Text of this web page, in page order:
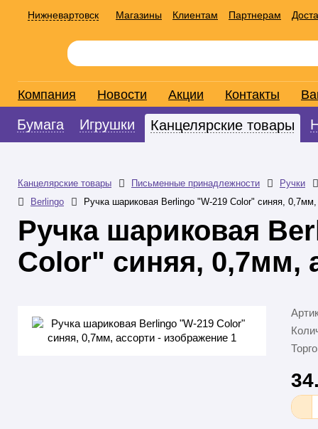
Нижневартовск Магазины Клиентам Партнерам
Компания Новости Акции Контакты
Бумага Игрушки Канцелярские товары
Канцелярские товары Письменные принадлежности
Ручки
Berlingo
Ручка шариковая Berlingo "W-219 Color" синяя, 0,7мм,
Ручка шариковая
Color" синяя, 0,7мм,